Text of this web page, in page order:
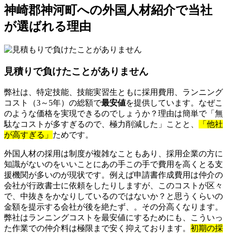
神崎郡神河町への外国人材紹介で当社
が選ばれる理由
見積りで負けたことがありません
弊社は、特定技能、技能実習生ともに採用費用、ランニング
コスト（3～5年）の総額で最安値を提供しています。なぜこ
のような価格を実現できるのでしょうか？理由は簡単で「無
駄なコストが多すぎるので、極力削減した」ことと、
「他社
が高すぎる」 ためです。
外国人材の採用は制度が複雑なこともあり、採用企業の方に
知識がないのをいいことにあの手この手で費用を高くとる支
援機関が多いのが現状です。例えば申請書作成費用は仲介の
会社が行政書士に依頼をしたりしますが、このコストが区々
で、中抜きをかなりしているのではないか？と思うくらいの
金額を提示する会社が後を絶たず、。その分高くなります。
弊社はランニングコストを最安値にするためにも、こういっ
た作業での仲介料は極限まで安く抑えております。 初期の採